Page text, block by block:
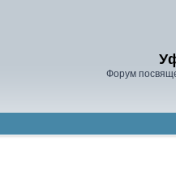
Форум